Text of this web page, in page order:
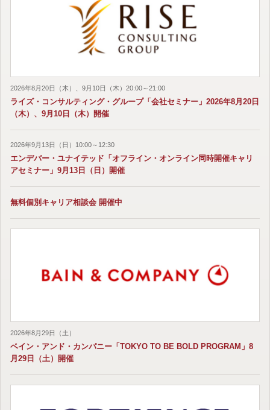
2026年8月20日（木）、9月10日（木）20:00～21:00
ライズ・コンサルティング・グループ「会社セミナー」2026年8月20日
（木）、9月10日（木）開催
2026年9月13日（日）10:00～12:30
エンデバー・ユナイテッド「オフライン・オンライン同時開催キャリ
アセミナー」9月13日（日）開催
無料個別キャリア相談会 開催中
2026年8月29日（土）
ベイン・アンド・カンパニー「TOKYO TO BE BOLD PROGRAM」8
月29日（土）開催